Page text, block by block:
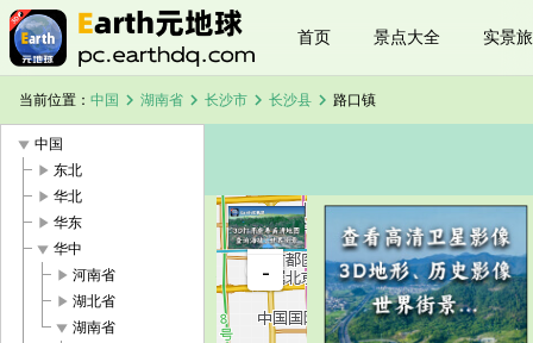
首页 景点大全 实景
当前位置： 中国 chevron_right 湖南省 chevron_right 长沙市 chevron_right 长沙县 chevron_right 路口镇
play_arrow 中国
play_arrow 东北
play_arrow 华北
play_arrow 华东
play_arrow 华中
play_arrow 河南省
play_arrow 湖北省
play_arrow 湖南省
路口镇卫星
地图
加载中，请
稍候...
+
-